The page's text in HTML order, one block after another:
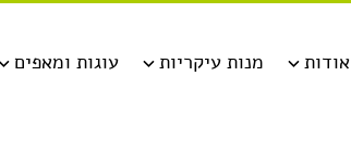
עוגות ומאפים מנות עיקריות אודות